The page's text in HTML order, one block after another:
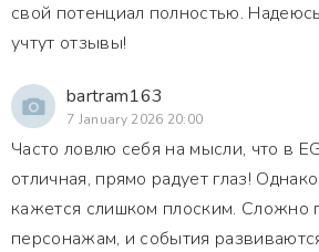
свой потенциал полностью.
учтут отзывы!
bartram163
7 January 2026 20:00
Часто ловлю себя на мысли, что в
отличная, прямо радует глаз!
кажется слишком плоским. Сложно
персонажам, и события